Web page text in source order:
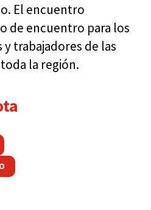
El encuentro
de encuentro para los
trabajadores de las
la región.